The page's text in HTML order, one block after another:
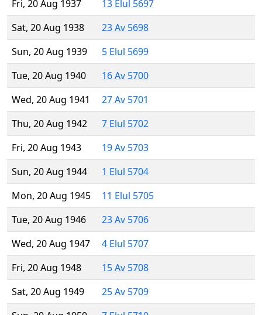
Fri, 20 Aug 1937
13 Elul 5697
Sat, 20 Aug 1938
23 Av 5698
Sun, 20 Aug 1939
5 Elul 5699
Tue, 20 Aug 1940
16 Av 5700
Wed, 20 Aug 1941
27 Av 5701
Thu, 20 Aug 1942
7 Elul 5702
Fri, 20 Aug 1943
19 Av 5703
Sun, 20 Aug 1944
1 Elul 5704
Mon, 20 Aug 1945
11 Elul 5705
Tue, 20 Aug 1946
23 Av 5706
Wed, 20 Aug 1947
4 Elul 5707
Fri, 20 Aug 1948
15 Av 5708
Sat, 20 Aug 1949
25 Av 5709